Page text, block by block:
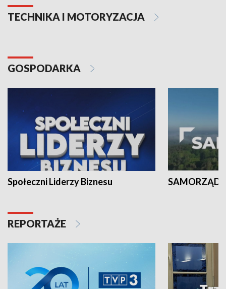
TECHNIKA I MOTORYZACJA
GOSPODARKA
Społeczni Liderzy Biznesu SAMORZĄD
REPORTAŻE